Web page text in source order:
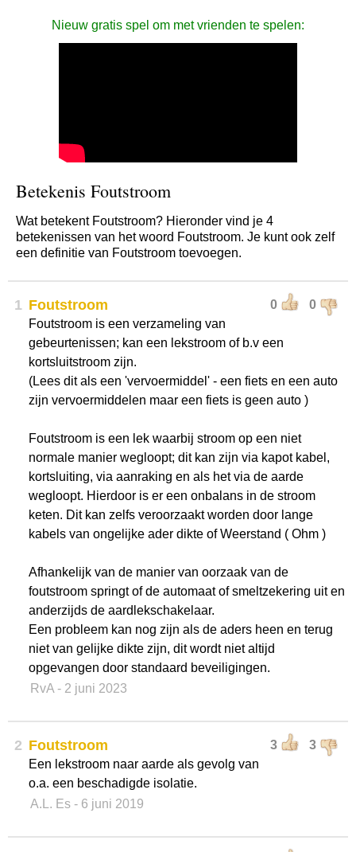
Nieuw gratis spel om met vrienden te spelen:
Betekenis Foutstroom
Wat betekent Foutstroom? Hieronder vind je 4
betekenissen van het woord Foutstroom. Je kunt ook zelf
een definitie van Foutstroom toevoegen.
1 0 0
Foutstroom
Foutstroom is een verzameling van
gebeurtenissen; kan een lekstroom of b.v een
kortsluitstroom zijn.
(Lees dit als een 'vervoermiddel' - een fiets en een auto
zijn vervoermiddelen maar een fiets is geen auto )
Foutstroom is een lek waarbij stroom op een niet
normale manier wegloopt; dit kan zijn via kapot kabel,
kortsluiting, via aanraking en als het via de aarde
wegloopt. Hierdoor is er een onbalans in de stroom
keten. Dit kan zelfs veroorzaakt worden door lange
kabels van ongelijke ader dikte of Weerstand ( Ohm )
Afhankelijk van de manier van oorzaak van de
foutstroom springt of de automaat of smeltzekering uit en
anderzijds de aardlekschakelaar.
Een probleem kan nog zijn als de aders heen en terug
niet van gelijke dikte zijn, dit wordt niet altijd
opgevangen door standaard beveiligingen.
RvA - 2 juni 2023
2 3 3
Foutstroom
Een lekstroom naar aarde als gevolg van
o.a. een beschadigde isolatie.
A.L. Es - 6 juni 2019